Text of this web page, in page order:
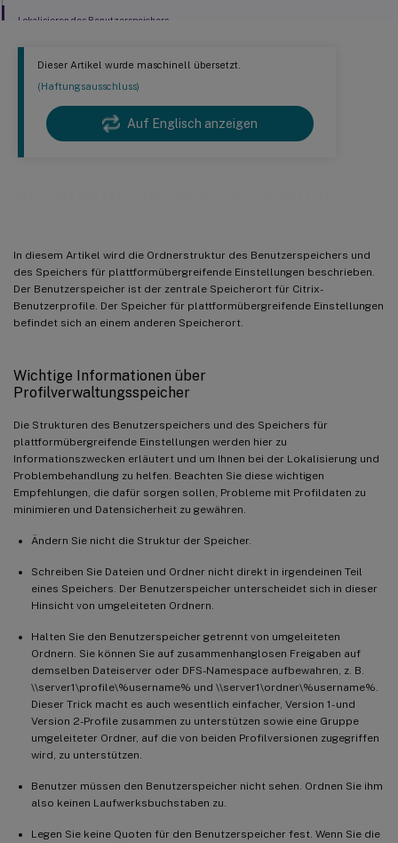
Dieser Artikel wurde maschinell übersetzt.
(Haftungsausschluss)
Auf Englisch anzeigen
In diesem Artikel wird die Ordnerstruktur des Benutzerspeichers und
des Speichers für plattformübergreifende Einstellungen beschrieben.
Der Benutzerspeicher ist der zentrale Speicherort für Citrix-
Benutzerprofile. Der Speicher für plattformübergreifende Einstellungen
befindet sich an einem anderen Speicherort.
Wichtige Informationen über
Profilverwaltungsspeicher
Die Strukturen des Benutzerspeichers und des Speichers für
plattformübergreifende Einstellungen werden hier zu
Informationszwecken erläutert und um Ihnen bei der Lokalisierung und
Problembehandlung zu helfen. Beachten Sie diese wichtigen
Empfehlungen, die dafür sorgen sollen, Probleme mit Profildaten zu
minimieren und Datensicherheit zu gewähren.
Ändern Sie nicht die Struktur der Speicher.
Schreiben Sie Dateien und Ordner nicht direkt in irgendeinen Teil
eines Speichers. Der Benutzerspeicher unterscheidet sich in dieser
Hinsicht von umgeleiteten Ordnern.
Halten Sie den Benutzerspeicher getrennt von umgeleiteten
Ordnern. Sie können Sie auf zusammenhanglosen Freigaben auf
demselben Dateiserver oder DFS-Namespace aufbewahren, z. B.
\\server1\profile\%username% und \\server1\ordner\%username%.
Dieser Trick macht es auch wesentlich einfacher, Version 1- und
Version 2-Profile zusammen zu unterstützen sowie eine Gruppe
umgeleiteter Ordner, auf die von beiden Profilversionen zugegriffen
wird, zu unterstützen.
Benutzer müssen den Benutzerspeicher nicht sehen. Ordnen Sie ihm
also keinen Laufwerksbuchstaben zu.
Legen Sie keine Quoten für den Benutzerspeicher fest. Wenn Sie die
Lokalisieren des Benutzerspeichers